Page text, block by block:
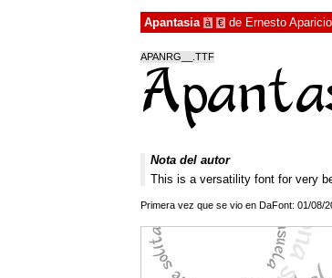
Apantasia à € de Ernesto Aparicio
APANRG__.TTF
Nota del autor
This is a versatility font for very
Primera vez que se vio en DaFont: 01/08/